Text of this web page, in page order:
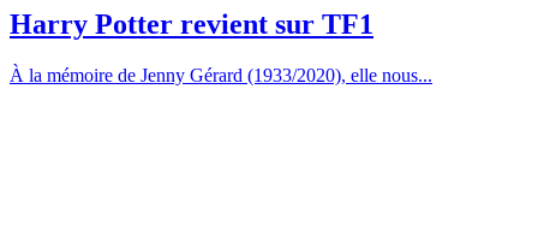
Harry Potter revient sur TF1
À la mémoire de Jenny Gérard (1933/2020), elle nous...